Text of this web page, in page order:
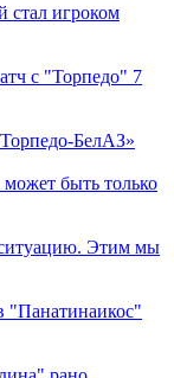
стал игроком
с "Торпедо" 7
БелАЗ»
быть только
Этим мы
"Панатинаикос"